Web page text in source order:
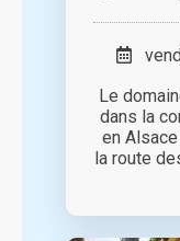
Le
dans la
en
la route